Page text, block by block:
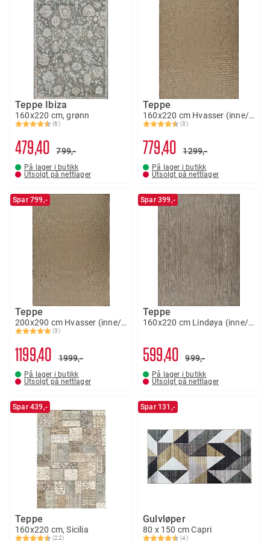
Teppe Ibiza
160x220 cm, grønn
Karakter:
(6)
4.7 av 5 mulige
47940 799,-
På lager i butikk
Utsolgt på nettlager
Teppe
160x220 cm Hvasser (inne/ute)
Karakter:
(3)
4.7 av 5 mulige
77940 1299,-
På lager i butikk
Utsolgt på nettlager
Spar 799,-
Teppe
200x290 cm Hvasser (inne/ute)
Karakter:
(3)
5.0 av 5 mulige
119940 1999,-
På lager i butikk
Utsolgt på nettlager
Spar 399,-
Teppe
160x220 cm Lindøya (inne/ute)
59940 999,-
På lager i butikk
Utsolgt på nettlager
Spar 439,-
Teppe
160x220 cm, Sicilia
(22)
Spar 131,-
Gulvløper
80 x 150 cm Capri
(4)